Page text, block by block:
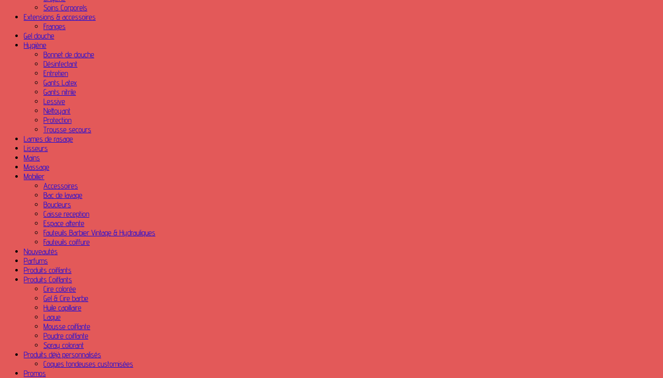
Soins Corporels
Extensions & accessoires
Franges
Gel douche
Hygiène
Bonnet de douche
Désinfectant
Entretien
Gants Latex
Gants nitrile
Lessive
Nettoyant
Protection
Trousse secours
Lames de rasage
Lisseurs
Mains
Massage
Mobilier
Accessoires
Bac de lavage
Boucleurs
Caisse reception
Espace attente
Fauteuils Barbier Vintage & Hydrauliques
Fauteuils coiffure
Nouveautés
Parfums
Produits coiffants
Produits Coiffants
Cire colorée
Gel & Cire barbe
Huile capillaire
Laque
Mousse coiffante
Poudre coiffante
Spray colorant
Produits déjà personnalisés
Coques tondeuses customisées
Promos